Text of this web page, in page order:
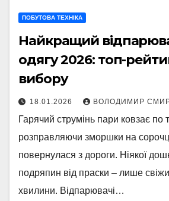
ПОБУТОВА ТЕХНІКА
Найкращий
одягу 2026: топ-
вибору
18.01.2026 ВОЛОДИМИР
Гарячий струмінь пари ковзає по
розправляючи зморшки на
повернулася з дороги. Ніякої
подряпин від праски – лише
хвилини. Відпарювачі…